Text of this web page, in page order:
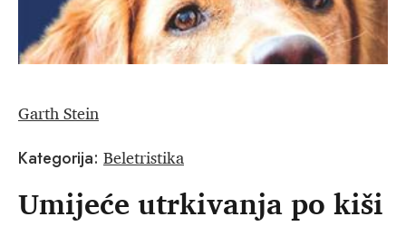
Garth Stein
Kategorija: Beletristika
Umijeće utrkivanja po kiši